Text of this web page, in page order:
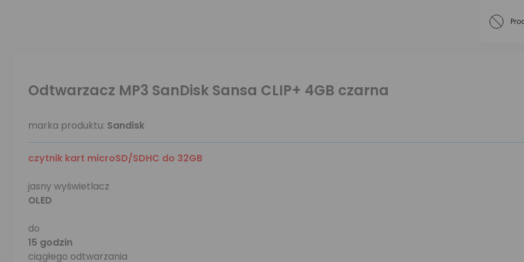
Odtwarzacz MP3 SanDisk Sansa CLIP+ 4GB czarna
marka produktu: Sandisk
czytnik kart microSD/SDHC do 32GB
jasny wyświetlacz
OLED
do
15 godzin
ciągłego odtwarzania